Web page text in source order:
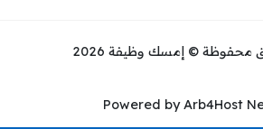
محفوظة © إمسك وظيفة 2026
Powered by Arb4Host